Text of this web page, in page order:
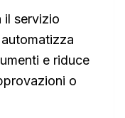
il servizio
e riduce
o